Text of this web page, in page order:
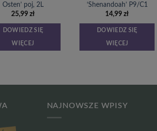
Osten’ poj, 2L
25,99 zł
DOWIEDZ SIĘ
WIĘCEJ
‘Shenandoah’ P9/C1
14,99zł
DOWIEDZ SIĘ
WIĘCEJ
NAJNOWSZE WPISY